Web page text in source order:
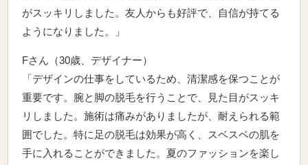
がスッキリしました。友人からも好評で、自信が持てる
ようになりました。」
Fさん（30歳、デザイナー）
「デザインの仕事をしているため、清潔感を保つことが
重要です。腕と脚の脱毛を行うことで、見た目がスッキ
リしました。施術は痛みがありましたが、耐えられる範
囲でした。特に足の脱毛は効果が高く、スベスベの肌を
手に入れることができました。夏のファッションを楽し